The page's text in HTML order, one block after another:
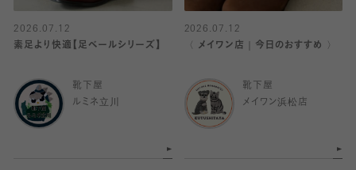
2026.07.12
素足より快適【足ベールシリーズ】
靴下屋
ルミネ立川
2026.07.12
〈 メイワン店｜今日のおすすめ 〉
靴下屋
メイワン浜松店